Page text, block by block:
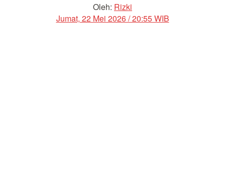
Oleh: Rizki
Jumat, 22 Mei 2026 / 20:55 WIB